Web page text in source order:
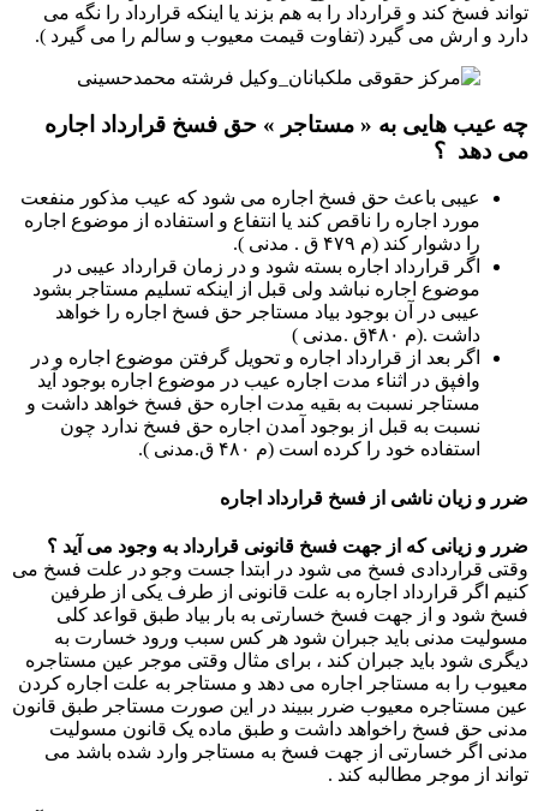
تواند فسخ کند و قرارداد را به هم بزند یا اینکه قرارداد را نگه می
دارد و ارش می گیرد (تفاوت قیمت معیوب و سالم را می گیرد ).
چه عیب هایی به « مستاجر » حق فسخ قرارداد اجاره
می دهد ؟
عیبی باعث حق فسخ اجاره می شود که عیب مذکور منفعت
مورد اجاره را ناقص کند یا انتفاع و استفاده از موضوع اجاره
را دشوار کند (م ۴۷۹ ق . مدنی ).
اگر قرارداد اجاره بسته شود و در زمان قرارداد عیبی در
موضوع اجاره نباشد ولی قبل از اینکه تسلیم مستاجر بشود
عیبی در آن بوجود بیاد مستاجر حق فسخ اجاره را خواهد
داشت .(م ۴۸۰ق .مدنی )
اگر بعد از قرارداد اجاره و تحویل گرفتن موضوع اجاره و در
وافپق در اثناء مدت اجاره عیب در موضوع اجاره بوجود آید
مستاجر نسبت به بقیه مدت اجاره حق فسخ خواهد داشت و
نسبت به قبل از بوجود آمدن اجاره حق فسخ ندارد چون
استفاده خود را کرده است (م ۴۸۰ ق.مدنی ).
ضرر و زیان ناشی از فسخ قرارداد اجاره
ضرر و زیانی که از جهت فسخ قانونی قرارداد به وجود می آید ؟
وقتی قراردادی فسخ می شود در ابتدا جست وجو در علت فسخ می
کنیم اگر قرارداد اجاره به علت قانونی از طرف یکی از طرفین
فسخ شود و از جهت فسخ خسارتی به بار بیاد طبق قواعد کلی
مسولیت مدنی باید جبران شود هر کس سبب ورود خسارت به
دیگری شود باید جبران کند ، برای مثال وقتی موجر عین مستاجره
معیوب را به مستاجر اجاره می دهد و مستاجر به علت اجاره کردن
عین مستاجره معیوب ضرر ببیند در این صورت مستاجر طبق قانون
مدنی حق فسخ راخواهد داشت و طبق ماده یک قانون مسولیت
مدنی اگر خسارتی از جهت فسخ به مستاجر وارد شده باشد می
تواند از موجر مطالبه کند .